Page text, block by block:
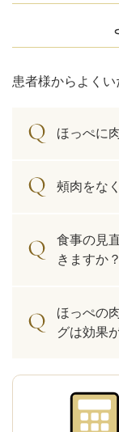
患者様からよくい
ほっぺに
頰肉をな
食事の見
きますか？
ほっぺの
グは効果